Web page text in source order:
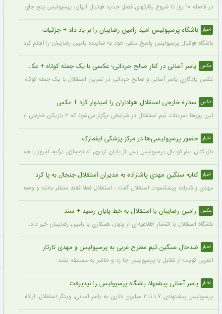
در فاصله ۱۰ روز تا شروع رقابتهای فصل جدید فوتبال ایران، پرسپولیس پنج جای خالی در فهرست بزرگسالان خود می‌بیند و البته نقایصی که در صورت عدم تکمیل تیم، میتواند آسیب بزرگی را در طول فصل به این تیم بزند. سرخپوشان در این پنجره نقل و انتقالات ۸ خرید را انجام دادند اما باتوجه به ضعف اسکواد فصل گذشته و همچنین کنار گذاشتن شش بازیکن، همچنان چند پست در تیم پرسپولیس خالی است.
اخبار باشگاه پرسپولیس امید رامین رضاییان را بر باد داد + جزئیات
باشگاه فوتبال پرسپولیس پاسخ منفی خود به نماینده رامین رضاییان را اعلام کرد.
عکس یاسر آسانی در کنار صالح حردانی؛ عکسی با یک جمله کوتاه + عکس
عکس یادگاری یاسر آسانی و صالح حردانی در تمرین استقلال با یک جمله کوتاه از سوی
عکس ستاره خارجی استقلال هواداران را امیدوار کرد + عکس
این روزها تمرینات تیم استقلال در شرایطی برگزار می‌شود که ۳ بازیکن خارجی این تیم با قدرت در کنار دیگر بازیکنان داخلی استقلال مشغول تمرین کردن هستند.
اخبار حضور پرسپولیسی‌ها در مرکز پزشکی ایفمارک
بازیکنان تیم فوتبال پرسپولیس پس از پایان اردوی آماده‌سازی ترکیه، امروز با
اخبار کنایه سنگین مهدی پاشازاده به مدیران استقلال جنجال به پا کرد
مهدی پاشازاده پیشکسوت استقلال گفت : استقلال فعلا فقط منتظر مانده و وضعیت
عکس رامین رضاییان با استقلال به خط پایان رسید + سند
باشگاه استقلال با انتشار اطلاعیه‌ای از پایان همکاری با رامین رضاییان خبر داد.
اخبار ضدحال سنگین تیم مطرح عربی به پرسپولیس و مهدی تارتار
العربی کویت از تقابل با پرسپولیس جا زد و حاضر به مسابقه نشد.
اخبار یاسر آسانی پیشنهاد باشگاه پرسپولیس را نپذیرفت
پرسپولیس پیشنهادی ۱.۷ تا ۲ میلیون دلاری به یاسر آسانی، وینگر استقلال، ارائه کرد، اما او نپذیرفت. آسانی تأکید کرد در فوتبال ایران فقط برای استقلال بازی خواهد کرد.